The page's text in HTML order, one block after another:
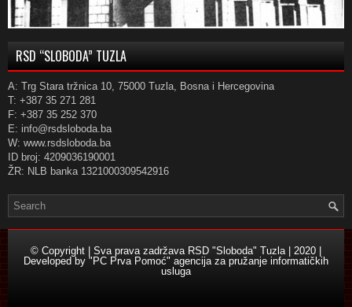
RSD “SLOBODA” TUZLA
A: Trg Stara tržnica 10, 75000 Tuzla, Bosna i Hercegovina
T: +387 35 271 281
F: +387 35 252 370
E: info@rsdsloboda.ba
W: www.rsdsloboda.ba
ID broj: 4209036190001
ŽR: NLB banka 1321000309542916
© Copyright | Sva prava zadržava RSD "Sloboda" Tuzla | 2020 |
Developed by "PC Prva Pomoć" agencija za pružanje informatičkih
usluga